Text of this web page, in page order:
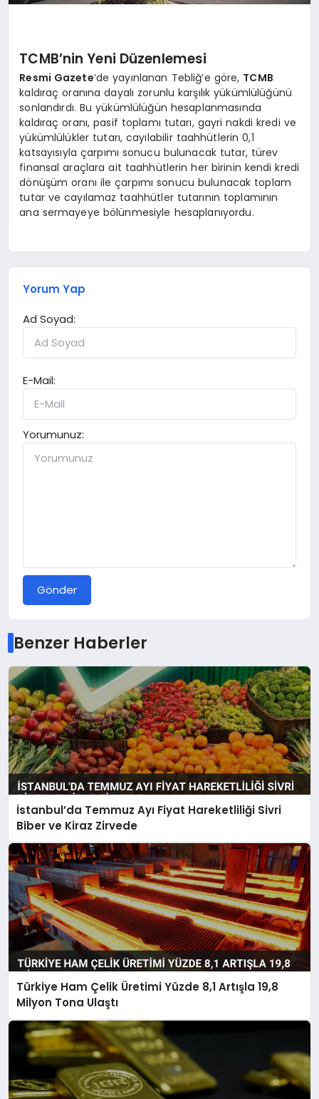
TCMB’nin Yeni Düzenlemesi
Resmi Gazete‘de yayınlanan Tebliğ’e göre, TCMB
kaldıraç oranına dayalı zorunlu karşılık yükümlülüğünü
sonlandırdı. Bu yükümlülüğün hesaplanmasında
kaldıraç oranı, pasif toplamı tutarı, gayri nakdi kredi ve
yükümlülükler tutarı, cayılabilir taahhütlerin 0,1
katsayısıyla çarpımı sonucu bulunacak tutar, türev
finansal araçlara ait taahhütlerin her birinin kendi kredi
dönüşüm oranı ile çarpımı sonucu bulunacak toplam
tutar ve cayılamaz taahhütler tutarının toplamının
ana sermayeye bölünmesiyle hesaplanıyordu.
Yorum Yap
Ad Soyad:
E-Mail:
Yorumunuz:
Gönder
Benzer Haberler
İstanbul’da Temmuz Ayı Fiyat Hareketliliği Sivri
Biber ve Kiraz Zirvede
Türkiye Ham Çelik Üretimi Yüzde 8,1 Artışla 19,8
Milyon Tona Ulaştı